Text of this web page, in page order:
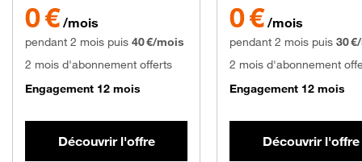
0 € /mois
pendant 2 mois puis 40 €/mois
2 mois d'abonnement offerts
Engagement 12 mois
Découvrir l'offre
0 € /mois
pendant 2 mois puis 30
2 mois d'abonnement
Engagement 12 mois
Découvrir l'offre